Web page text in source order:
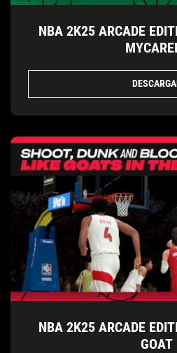
NBA 2K25 ARCADE
NBA 2K25 ARCADE
GOAT